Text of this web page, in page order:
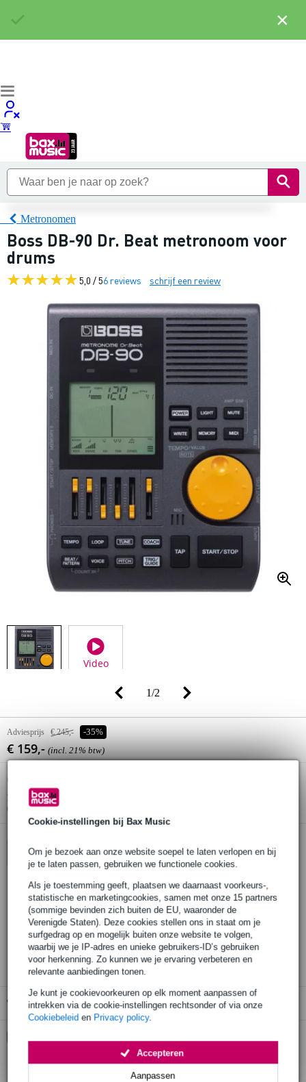
Cookie-instellingen bij Bax Music
Om je bezoek aan onze website soepel te laten verlopen en bij
je te laten passen, gebruiken we functionele cookies.
Als je toestemming geeft, plaatsen we daarnaast voorkeurs-,
statistische en marketingcookies, samen met onze 15 partners
(sommige bevinden zich buiten de EU, waaronder de
Verenigde Staten). Deze cookies stellen ons in staat om je
surfgedrag op en mogelijk buiten onze website te volgen,
waarbij we je IP-adres en unieke gebruikers-ID’s gebruiken
voor herkenning. Zo kunnen we je ervaring verbeteren en
relevante aanbiedingen tonen.
Je kunt je cookievoorkeuren op elk moment aanpassen of
intrekken via de cookie-instellingen rechtsonder of via onze
Cookiebeleid en Privacy policy.
Aanpassen
Accepteren
Metronomen
Boss DB-90 Dr. Beat metronoom voor
drums
5,0 / 56 reviews schrijf een review
Video
1/2
Adviesprijs € 245,- -35%
€ 159,- (incl. 21% btw)
Online voorraadstatus:
Nog 1 stuk op voorraad in ons magazijn
(en extra voorraad beschikbaar bij de leverancier)
In winkelwagen
Bestel voor 23:00 = morgen in huis (gratis)
30 dagen 'niet goed geld terug' garantie
3 jaar Bax Music garantie
Gratis ophalen in de winkel
€ 7,95 eenmalig
×